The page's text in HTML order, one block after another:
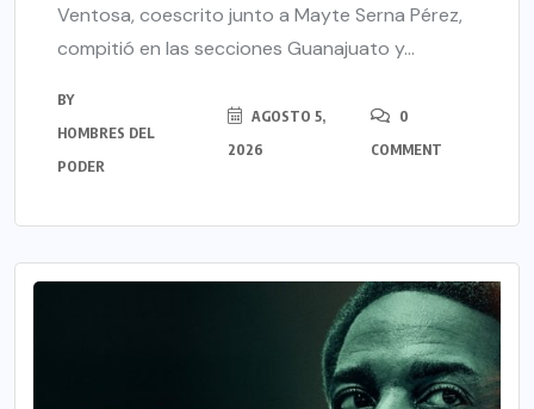
Ventosa, coescrito junto a Mayte Serna Pérez,
compitió en las secciones Guanajuato y...
BY
HOMBRES DEL
PODER
AGOSTO 5,
2026
0
COMMENT